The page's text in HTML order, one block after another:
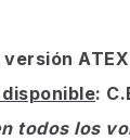
ATEX
:
todos los